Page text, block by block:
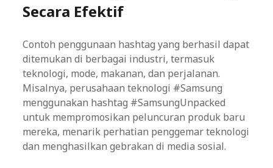
Secara Efektif
Contoh penggunaan hashtag yang berhasil dapat
ditemukan di berbagai industri, termasuk
teknologi, mode, makanan, dan perjalanan.
Misalnya, perusahaan teknologi #Samsung
menggunakan hashtag #SamsungUnpacked
untuk mempromosikan peluncuran produk baru
mereka, menarik perhatian penggemar teknologi
dan menghasilkan gebrakan di media sosial.